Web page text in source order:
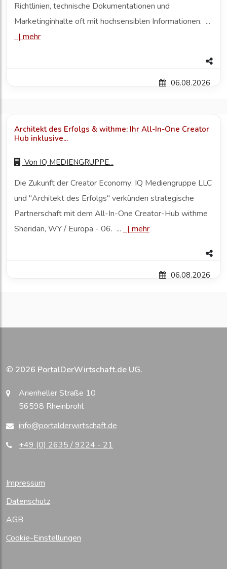
Richtlinien, technische Dokumentationen und
Marketinginhalte oft mit hochsensiblen Informationen. ...
| mehr
06.08.2026
Architekt des Erfolgs & withme: Ihr All-In-One Creator
Hub inklusive...
Von IQ MEDIENGRUPPE...
Die Zukunft der Creator Economy: IQ Mediengruppe LLC
und "Architekt des Erfolgs" verkünden strategische
Partnerschaft mit dem All-In-One Creator-Hub withme
Sheridan, WY / Europa - 06. ...
| mehr
06.08.2026
© 2026 PortalDerWirtschaft.de UG.
Arienheller Straße 10
56598 Rheinbrohl
info@portalderwirtschaft.de
+49 (0) 2635 / 9224 - 21
Impressum
Datenschutz
AGB
Cookie-Einstellungen